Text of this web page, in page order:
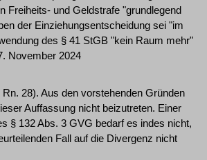
Freiheits- und Geldstrafe "grundlegend
der Einziehungsentscheidung sei "im
des § 41 StGB "kein Raum mehr"
November 2024
28). Aus den vorstehenden Gründen
Auffassung nicht beizutreten. Einer
§ 132 Abs. 3 GVG bedarf es indes nicht,
Fall auf die Divergenz nicht